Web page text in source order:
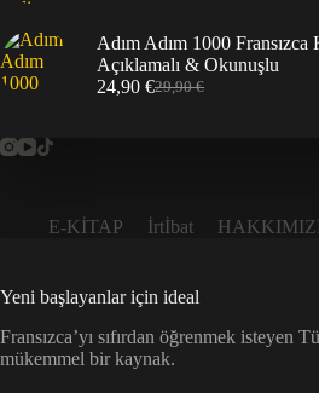
39,90 €.
fiyat:
29,90 €.
Adım Adım 1000
Açıklamalı & Okunuşlu
29,90€
Orijinal
24,90 €Şu
E-KİTAP İrtİbat
Yeni başlayanlar için ideal
Fransızca’yı sıfırdan öğrenmek isteyen
mükemmel bir kaynak.